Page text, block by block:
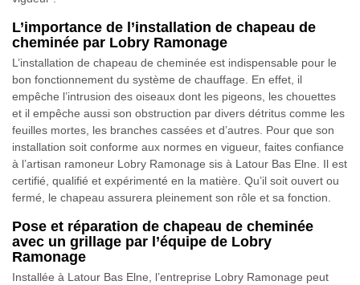
L’importance de l’installation de chapeau de
cheminée par Lobry Ramonage
L’installation de chapeau de cheminée est indispensable pour le
bon fonctionnement du système de chauffage. En effet, il
empêche l’intrusion des oiseaux dont les pigeons, les chouettes
et il empêche aussi son obstruction par divers détritus comme les
feuilles mortes, les branches cassées et d’autres. Pour que son
installation soit conforme aux normes en vigueur, faites confiance
à l’artisan ramoneur Lobry Ramonage sis à Latour Bas Elne. Il est
certifié, qualifié et expérimenté en la matière. Qu’il soit ouvert ou
fermé, le chapeau assurera pleinement son rôle et sa fonction.
Pose et réparation de chapeau de cheminée
avec un grillage par l’équipe de Lobry
Ramonage
Installée à Latour Bas Elne, l’entreprise Lobry Ramonage peut